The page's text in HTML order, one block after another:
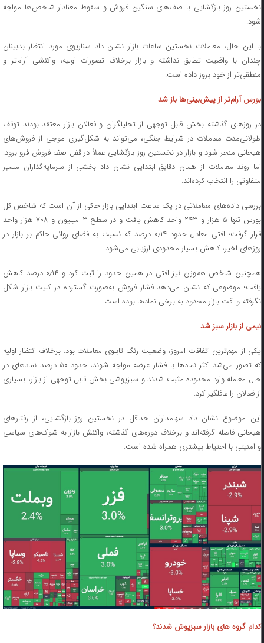
نخستین روز بازگشایی با صف‌های سنگین فروش و سقوط معنادار شاخص‌ها مواجه
شود.
با این حال، معاملات نخستین ساعات بازار نشان داد سناریوی مورد انتظار بدبینان
چندان با واقعیت تطابق نداشته و بازار برخلاف تصورات اولیه، واکنشی آرام‌تر و
منطقی‌تر از خود بروز داده است.
بورس آرام‌تر از پیش‌بینی‌ها باز شد
در روزهای گذشته بخش قابل توجهی از تحلیلگران و فعالان بازار معتقد بودند توقف
طولانی‌مدت معاملات در شرایط جنگی، می‌تواند به شکل‌گیری موجی از فروش‌های
هیجانی منجر شود و بازار در نخستین روز بازگشایی عملاً در قفل صف فروش فرو برود.
اما روند معاملات از همان دقایق ابتدایی نشان داد بخشی از سرمایه‌گذاران مسیر
متفاوتی را انتخاب کرده‌اند.
بررسی داده‌های معاملاتی در یک ساعت ابتدایی بازار حاکی از آن است که شاخص کل
بورس تنها ۵ هزار و ۲۴۳ واحد کاهش یافت و در سطح ۳ میلیون و ۷۰۸ هزار واحد
قرار گرفت؛ افتی معادل حدود ۰٫۱۴ درصد که نسبت به فضای روانی حاکم بر بازار در
روزهای اخیر، کاهش بسیار محدودی ارزیابی می‌شود.
همچنین شاخص هم‌وزن نیز افتی در همین حدود را ثبت کرد و ۰٫۱۴ درصد کاهش
یافت؛ موضوعی که نشان می‌دهد فشار فروش به‌صورت گسترده در کلیت بازار شکل
نگرفته و افت بازار محدود به برخی نمادها بوده است.
نیمی از بازار سبز شد
یکی از مهم‌ترین اتفاقات امروز، وضعیت رنگ تابلوی معاملات بود. برخلاف انتظار اولیه
که تصور می‌شد اکثر نمادها با فشار عرضه مواجه شوند، حدود ۵۰ درصد نمادهای در
حال معامله وارد محدوده مثبت شدند و سبزپوشی بخش قابل توجهی از بازار، بسیاری
از فعالان را غافلگیر کرد.
این موضوع نشان داد سهامداران حداقل در نخستین روز بازگشایی، از رفتارهای
هیجانی فاصله گرفته‌اند و برخلاف دوره‌های گذشته، واکنش بازار به شوک‌های سیاسی
و امنیتی با احتیاط بیشتری همراه شده است.
کدام گروه های بازار سبزپوش شدند؟